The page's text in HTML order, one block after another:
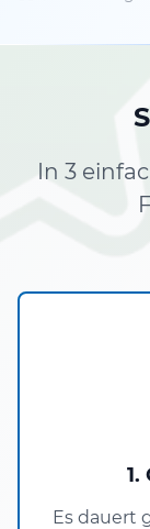
In 3
Es dauert